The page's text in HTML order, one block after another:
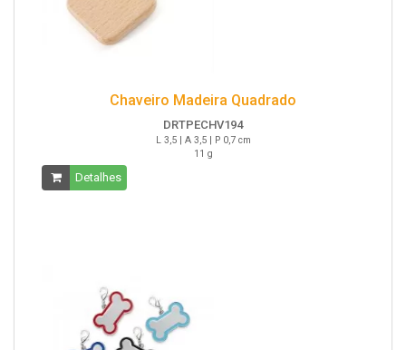
Chaveiro Madeira Quadrado
DRTPECHV194
L 3,5 | A 3,5 | P 0,7 cm
11 g
Detalhes